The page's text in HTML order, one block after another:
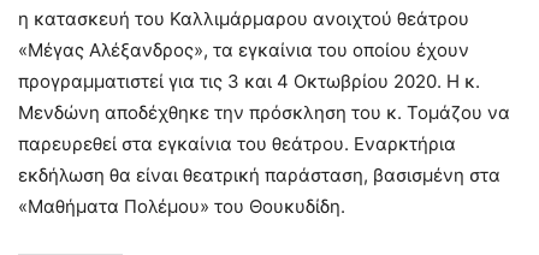
η κατασκευή του Καλλιμάρμαρου ανοιχτού θεάτρου
«Μέγας Αλέξανδρος», τα εγκαίνια του οποίου έχουν
προγραμματιστεί για τις 3 και 4 Οκτωβρίου 2020. Η κ.
Μενδώνη αποδέχθηκε την πρόσκληση του κ. Τομάζου να
παρευρεθεί στα εγκαίνια του θεάτρου. Εναρκτήρια
εκδήλωση θα είναι θεατρική παράσταση, βασισμένη στα
«Μαθήματα Πολέμου» του Θουκυδίδη.